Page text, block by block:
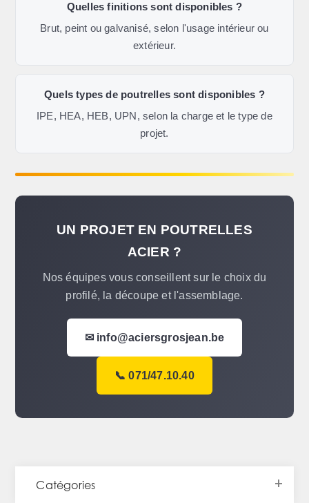
Quelles finitions sont disponibles ?
Brut, peint ou galvanisé, selon l'usage intérieur ou
extérieur.
Quels types de poutrelles sont disponibles ?
IPE, HEA, HEB, UPN, selon la charge et le type de
projet.
UN PROJET EN POUTRELLES
ACIER ?
Nos équipes vous conseillent sur le choix du
profilé, la découpe et l'assemblage.
✉ info@aciersgrosjean.be
📞 071/47.10.40
Catégories